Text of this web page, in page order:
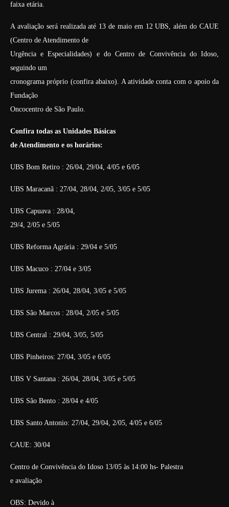
faixa etária.
A avaliação será realizada até 13 de maio em 12 UBS, além do CAUE
(Centro de Atendimento de
Urgência e Especialidades) e do Centro de Convivência do Idoso,
seguindo um
cronograma próprio (confira abaixo). A atividade conta com o apoio da
Fundação
Oncocentro de São Paulo.
Confira todas as Unidades Básicas
de Atendimento e os horários:
UBS Bom Retiro : 26/04, 29/04, 4/05 e 6/05
UBS Maracanã : 27/04, 28/04, 2/05, 3/05 e 5/05
UBS Capuava : 28/04,
29/4, 2/05 e 5/05
UBS Reforma Agrária : 29/04 e 5/05
UBS Macuco : 27/04 e 3/05
UBS Jurema : 26/04, 28/04, 3/05 e 5/05
UBS São Marcos : 28/04, 2/05 e 5/05
UBS Central : 29/04, 3/05, 5/05
UBS Pinheiros: 27/04, 3/05 e 6/05
UBS V Santana : 26/04, 28/04, 3/05 e 5/05
UBS São Bento : 28/04 e 4/05
UBS Santo Antonio: 27/04, 29/04, 2/05, 4/05 e 6/05
CAUE: 30/04
Centro de Convivência do Idoso 13/05 às 14:00 hs- Palestra
e avaliação
OBS: Devido à